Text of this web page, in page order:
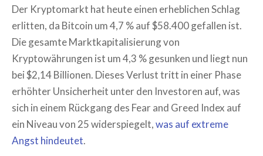
Der Kryptomarkt hat heute einen erheblichen Schlag
erlitten, da Bitcoin um 4,7 % auf $58.400 gefallen ist.
Die gesamte Marktkapitalisierung von
Kryptowährungen ist um 4,3 % gesunken und liegt nun
bei $2,14 Billionen. Dieses Verlust tritt in einer Phase
erhöhter Unsicherheit unter den Investoren auf, was
sich in einem Rückgang des Fear and Greed Index auf
ein Niveau von 25 widerspiegelt,was auf extreme
Angst hindeutet.